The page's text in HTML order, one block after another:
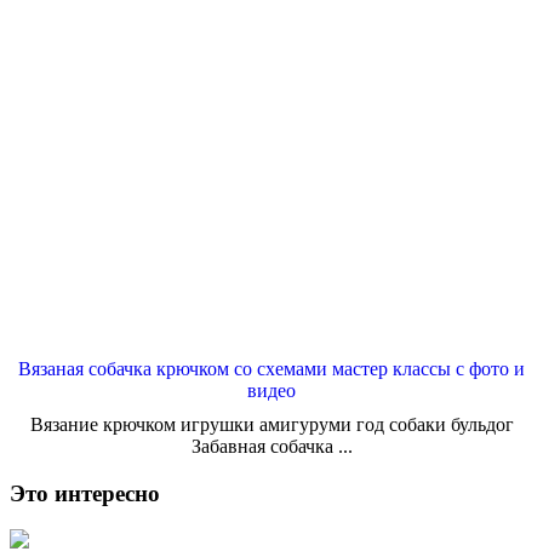
Вязаная собачка крючком со схемами мастер классы с фото и
видео
Вязание крючком игрушки амигуруми год собаки бульдог
Забавная собачка ...
Это интересно